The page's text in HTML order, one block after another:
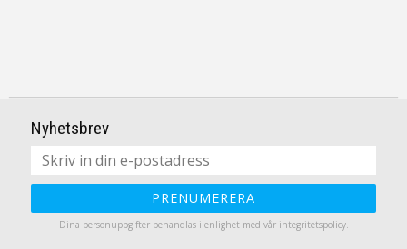
Nyhetsbrev
PRENUMERERA
Dina personuppgifter behandlas i enlighet med vår integritetspolicy.